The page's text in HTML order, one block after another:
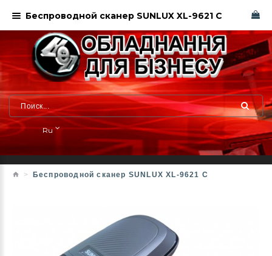
Ru
Беспроводной сканер SUNLUX XL-9621 C
Беспроводной сканер SUNLUX XL-9621 C